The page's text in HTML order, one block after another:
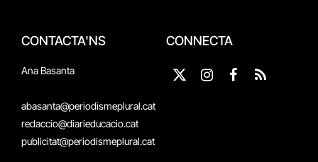
CONTACTA'NS
Ana Basanta
abasanta@periodismeplural.cat
redaccio@diarieducacio.cat
publicitat@periodismeplural.cat
CONNECTA
X
InstagramFacebook
RSS